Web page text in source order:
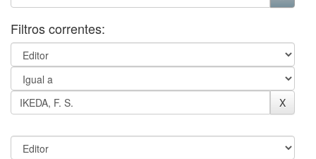
Filtros correntes: